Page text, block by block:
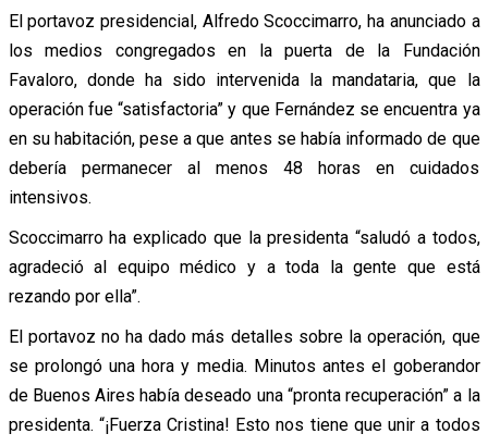
El portavoz presidencial, Alfredo Scoccimarro, ha anunciado a
los medios congregados en la puerta de la Fundación
Favaloro, donde ha sido intervenida la mandataria, que la
operación fue “satisfactoria” y que Fernández se encuentra ya
en su habitación, pese a que antes se había informado de que
debería permanecer al menos 48 horas en cuidados
intensivos.
Scoccimarro ha explicado que la presidenta “saludó a todos,
agradeció al equipo médico y a toda la gente que está
rezando por ella”.
El portavoz no ha dado más detalles sobre la operación, que
se prolongó una hora y media. Minutos antes el goberandor
de Buenos Aires había deseado una “pronta recuperación” a la
presidenta. “¡Fuerza Cristina! Esto nos tiene que unir a todos